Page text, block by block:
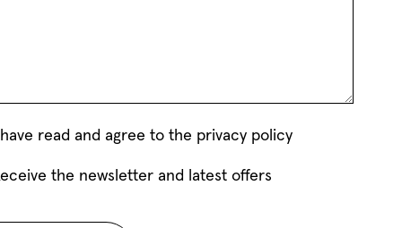
read and agree to the privacy policy
the newsletter and latest offers